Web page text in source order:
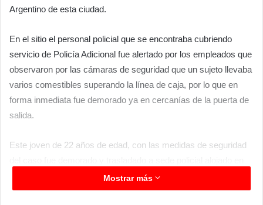
Argentino de esta ciudad.
En el sitio el personal policial que se encontraba cubriendo
servicio de Policía Adicional fue alertado por los empleados que
observaron por las cámaras de seguridad que un sujeto llevaba
varios comestibles superando la línea de caja, por lo que en
forma inmediata fue demorado ya en cercanías de la puerta de
salida.
Este joven de 22 años de edad, con las medidas de seguridad
celdas a disposición del Juzgado en turno.
Mostrar más